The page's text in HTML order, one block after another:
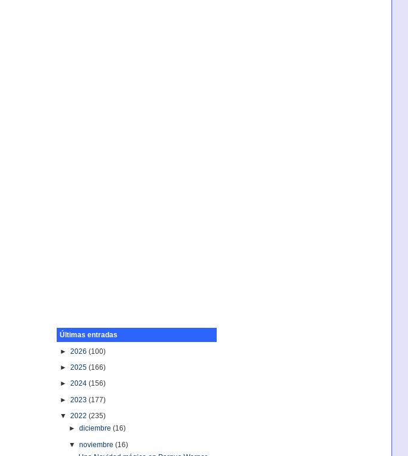
Últimas entradas
►2026(100)
►2025(166)
►2024(156)
►2023(177)
▼2022(235)
►diciembre(16)
▼noviembre(16)